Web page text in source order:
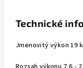
Technické
Jmenovitý výkon 19